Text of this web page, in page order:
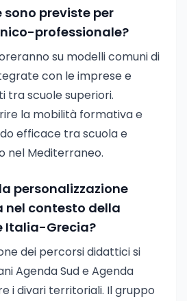
previste per
professionale?
su modelli comuni di
con le imprese e
tra scuole superiori.
la mobilità formativa e
efficace tra scuola e
nel Mediterraneo.
personalizzazione
contesto della
Italia-Grecia?
dei percorsi didattici si
Agenda Sud e Agenda
i divari territoriali. Il gruppo